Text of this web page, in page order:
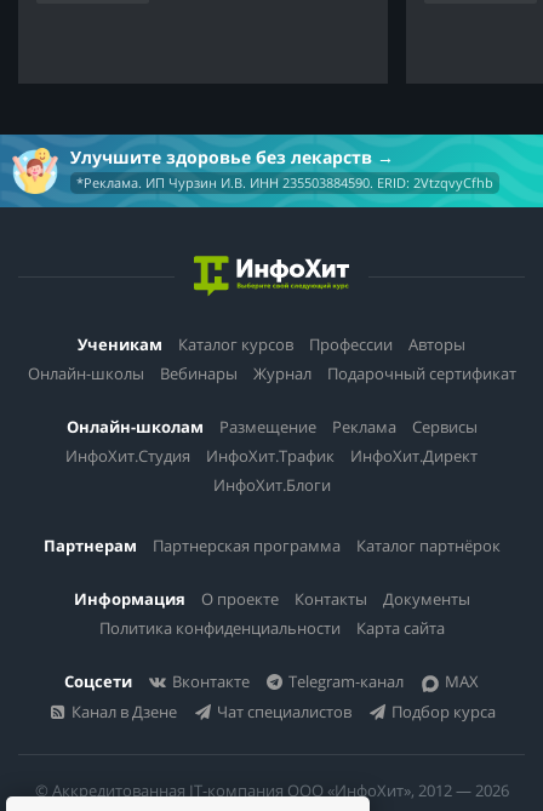
Улучшите здоровье без лекарств
*Реклама. ИП Чурзин И.В. ИНН 235503884590. ERID: 2VtzqvyCfhb
Ученикам Каталог курсов Профессии
Авторы
Онлайн-школы
Вебинары Журнал Подарочный сертификат
Онлайн-школам Размещение Реклама
Сервисы
ИнфоХит.Студия
ИнфоХит.Трафик
ИнфоХит.Директ
ИнфоХит.Блоги
Партнерам Партнерская программа Каталог партнёрок
Информация О проекте Контакты
Документы
Политика конфиденциальности
Карта сайта
Соцсети Вконтакте Telegram-канал
MAX
Канал в Дзене
Чат специалистов Подбор курса
© Аккредитованная IT-компания ООО «ИнфоХит», 2012 — 2026